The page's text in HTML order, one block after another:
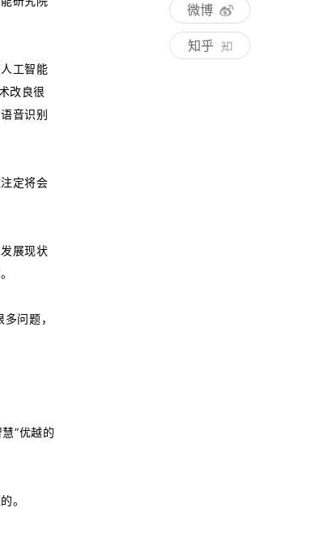
工智能
改良很
音识别
定将会
展现状
问题，
”优越的
。
微博
知乎